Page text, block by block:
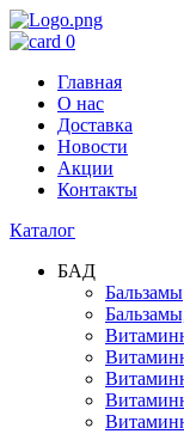
0
Главная
О нас
Доставка
Новости
Акции
Контакты
Каталог
БАД
Бальзамы